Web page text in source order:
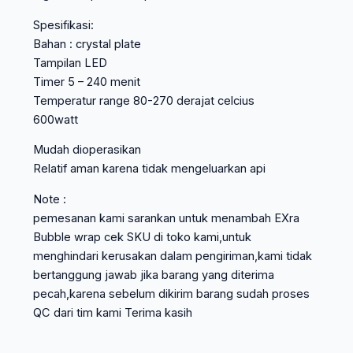
Spesifikasi:
Bahan : crystal plate
Tampilan LED
Timer 5 – 240 menit
Temperatur range 80-270 derajat celcius
600watt
Mudah dioperasikan
Relatif aman karena tidak mengeluarkan api
Note :
pemesanan kami sarankan untuk menambah EXra
Bubble wrap cek SKU di toko kami,untuk
menghindari kerusakan dalam pengiriman,kami tidak
bertanggung jawab jika barang yang diterima
pecah,karena sebelum dikirim barang sudah proses
QC dari tim kami Terima kasih